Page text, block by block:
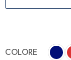
COLORE